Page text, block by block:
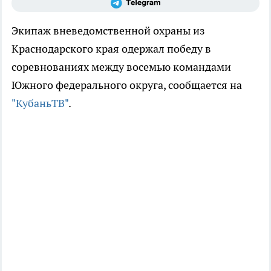
Экипаж вневедомственной охраны из
Краснодарского края одержал победу в
соревнованиях между восемью командами
Южного федерального округа, сообщается на
"КубаньТВ".